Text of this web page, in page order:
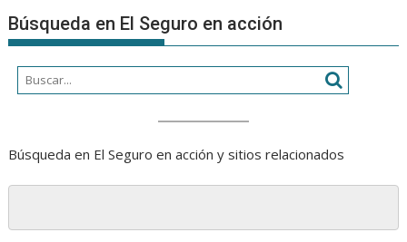
Búsqueda en El Seguro en acción
Búsqueda en El Seguro en acción y sitios relacionados